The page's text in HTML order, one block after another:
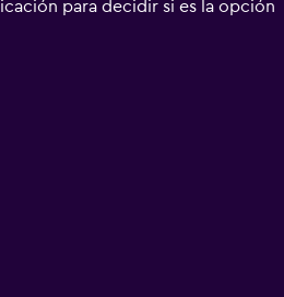
para decidir si es la opción